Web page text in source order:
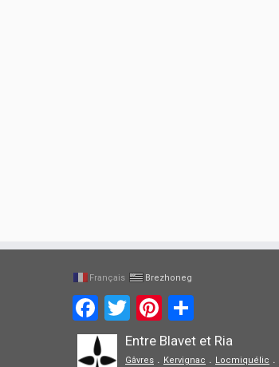
Français Brezhoneg
FacebookTwitter Pinterest
Entre Blavet et Ria
Gâvres . Kervignac . Locmiquélic .